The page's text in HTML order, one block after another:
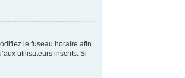
le fuseau horaire afin
utilisateurs inscrits. Si